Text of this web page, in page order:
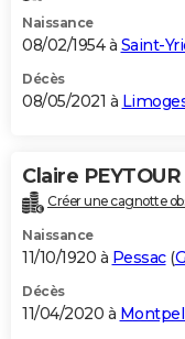
Naissance
08/02/1954 à Saint-
Décès
08/05/2021 à
Claire PEYTOUR
Créer une cagnotte
Naissance
11/10/1920 à Pessac(
Décès
11/04/2020 à